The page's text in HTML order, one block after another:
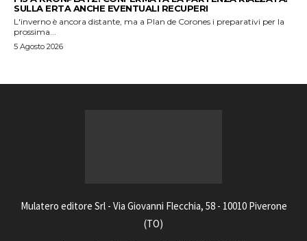
SULLA ERTA ANCHE EVENTUALI RECUPERI
L'inverno è ancora distante, ma a Plan de Corones i preparativi per la
prossima...
5 Agosto 2026
Mulatero editore Srl - Via Giovanni Flecchia, 58 - 10010 Piverone
(TO)